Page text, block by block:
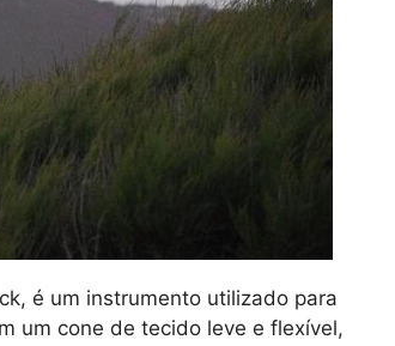
é um instrumento utilizado para
um cone de tecido leve e flexível,